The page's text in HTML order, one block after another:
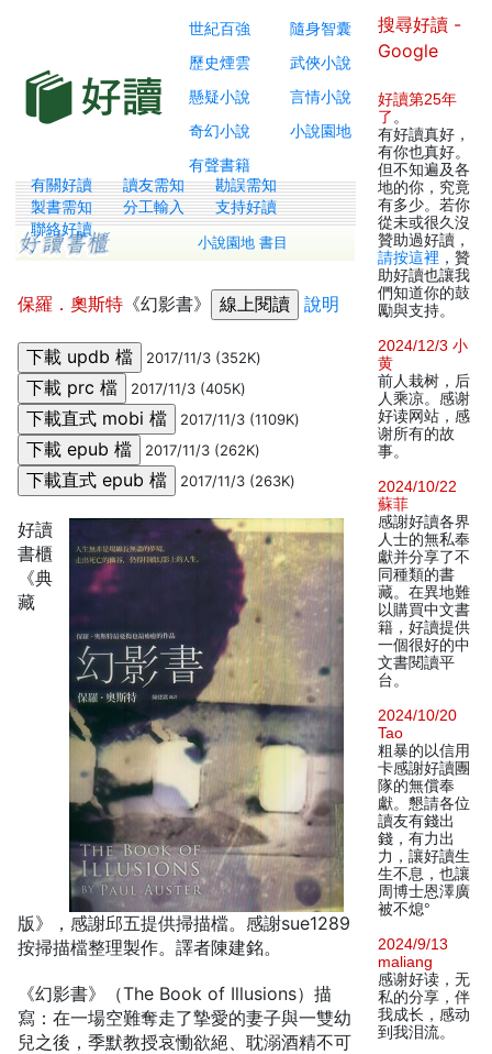
世紀百強
隨身智囊
歷史煙雲
武俠小說
懸疑小說
言情小說
奇幻小說
小說園地
有聲書籍
有關好讀 讀友需知
勘誤需知
製書需知
分工輸入
支持好讀
聯絡好讀
小說園地 書目
保羅．奧斯特 《幻影書》 說明
2017/11/3 (352K)
2017/11/3 (405K)
2017/11/3 (1109K)
2017/11/3 (262K)
2017/11/3 (263K)
好讀
書櫃
《典
藏
版》，感謝邱五提供掃描檔。感謝sue1289
按掃描檔整理製作。譯者陳建銘。
《幻影書》（The Book of Illusions）描
寫：在一場空難奪走了摯愛的妻子與一雙幼
兒之後，季默教授哀慟欲絕、耽溺酒精不可
搜尋好讀 -
Google
好讀第25年
了 。
有好讀真好，
有你也真好。
但不知遍及各
地的你，究竟
有多少。若你
從未或很久沒
贊助過好讀，
請按這裡 ，贊
助好讀也讓我
們知道你的鼓
勵與支持。
2024/12/3 小
黄
前人栽树，后
人乘凉。感谢
好读网站，感
谢所有的故
事。
2024/10/22
蘇菲
感謝好讀各界
人士的無私奉
獻并分享了不
同種類的書
藏。在異地難
以購買中文書
籍，好讀提供
一個很好的中
文書閱讀平
台。
2024/10/20
Tao
粗暴的以信用
卡感謝好讀團
隊的無償奉
獻。懇請各位
讀友有錢出
錢，有力出
力，讓好讀生
生不息，也讓
周博士恩澤廣
被不熄°
2024/9/13
maliang
感谢好读，无
私的分享，伴
我成长，感动
到我泪流。